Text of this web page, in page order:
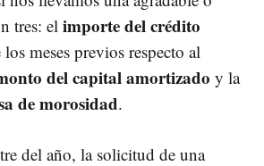
tres: el importe del crédito
meses previos respecto al
del capital amortizado y la
de morosidad.
del año, la solicitud de una